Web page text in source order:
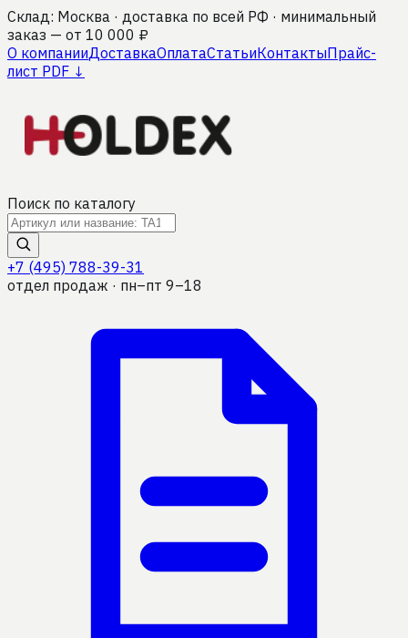
Склад: Москва · доставка по всей РФ · минимальный
заказ — от 10 000 ₽
О компанииДоставкаОплатаСтатьиКонтактыПрайс-
лист PDF ↓
Поиск по каталогу
+7 (495) 788-39-31
отдел продаж · пн–пт 9–18